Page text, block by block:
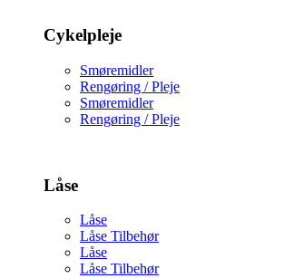
Cykelpleje
Smøremidler
Rengøring / Pleje
Smøremidler
Rengøring / Pleje
Låse
Låse
Låse Tilbehør
Låse
Låse Tilbehør